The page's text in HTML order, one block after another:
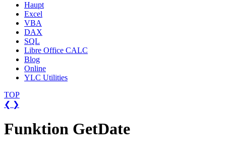
Haupt
Excel
VBA
DAX
SQL
Libre Office CALC
Blog
Online
YLC Utilities
TOP
❮ ❯
Funktion GetDate